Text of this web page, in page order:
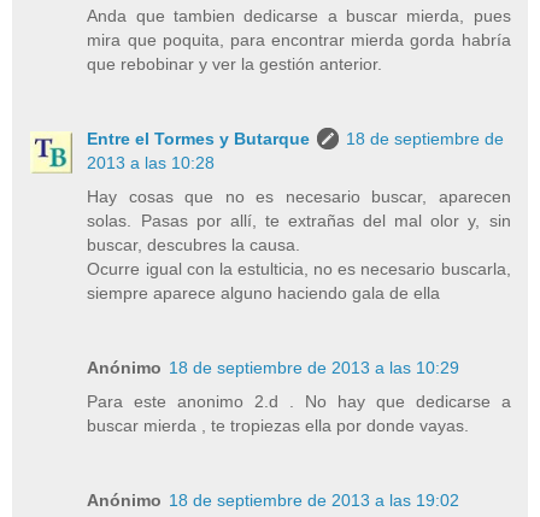
Anda que tambien dedicarse a buscar mierda, pues
mira que poquita, para encontrar mierda gorda habría
que rebobinar y ver la gestión anterior.
Entre el Tormes y Butarque
18 de septiembre de
2013 a las 10:28
Hay cosas que no es necesario buscar, aparecen
solas. Pasas por allí, te extrañas del mal olor y, sin
buscar, descubres la causa.
Ocurre igual con la estulticia, no es necesario buscarla,
siempre aparece alguno haciendo gala de ella
Anónimo 18 de septiembre de 2013 a las 10:29
Para este anonimo 2.d . No hay que dedicarse a
buscar mierda , te tropiezas ella por donde vayas.
Anónimo 18 de septiembre de 2013 a las 19:02